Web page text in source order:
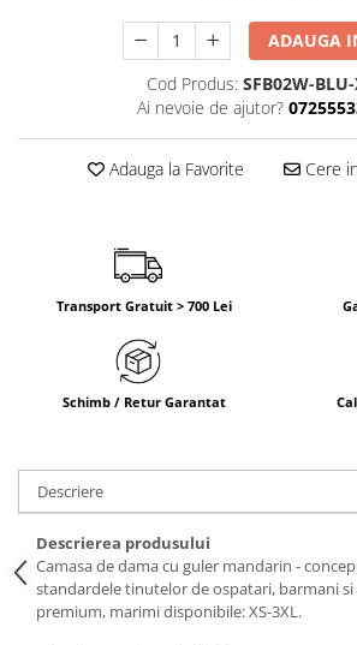
ADAUGA
Cod Produs: SFB02W-BLU-
Ai nevoie de ajutor?
Adauga la Favorite Cere
Transport Gratuit > 700 Lei
Schimb / Retur Garantat
Descriere
Descrierea produsului
Camasa de dama cu guler mandarin -
standardele tinutelor de ospatari, barmani
premium, marimi disponibile: XS-3XL.